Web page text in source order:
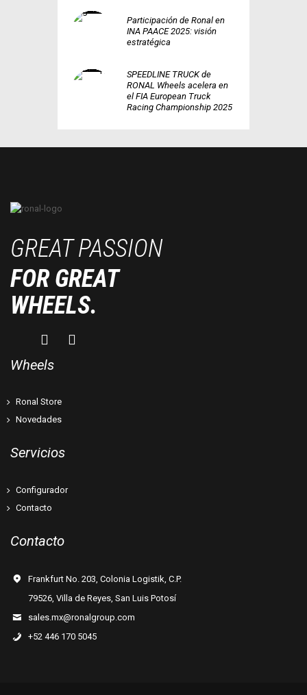
Participación de Ronal en
INA PAACE 2025: visión
estratégica
SPEEDLINE TRUCK de
RONAL Wheels acelera en
el FIA European Truck
Racing Championship 2025
GREAT PASSION
FOR GREAT
WHEELS.
Wheels
Ronal Store
Novedades
Servicios
Configurador
Contacto
Contacto
Frankfurt No. 203, Colonia Logistik, C.P.
79526, Villa de Reyes, San Luis Potosí
sales.mx@ronalgroup.com
+52 446 170 5045